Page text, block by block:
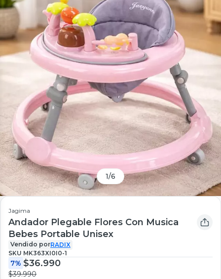
1/6
Jagima
Andador Plegable Flores Con Musica
Bebes Portable Unisex
Vendido porRADIX
SKU MK363XI0I0-1
7% $36.990
$39.990